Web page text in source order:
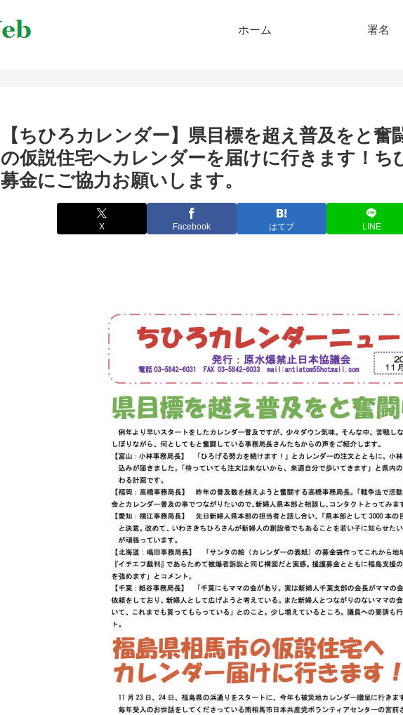
ホーム 署名
【ちひろカレンダー】県目標を超え普及をと奮
の仮説住宅へカレンダーを届けに行きます！ち
募金にご協力お願いします。
X Facebook はてブ LINE